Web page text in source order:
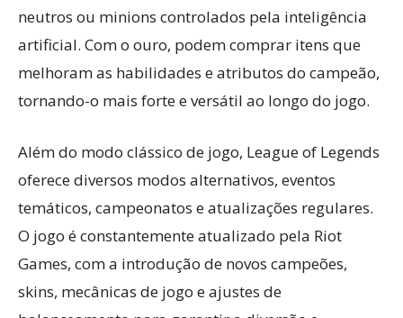
neutros ou minions controlados pela inteligência
artificial. Com o ouro, podem comprar itens que
melhoram as habilidades e atributos do campeão,
tornando-o mais forte e versátil ao longo do jogo.
Além do modo clássico de jogo, League of Legends
oferece diversos modos alternativos, eventos
temáticos, campeonatos e atualizações regulares.
O jogo é constantemente atualizado pela Riot
Games, com a introdução de novos campeões,
skins, mecânicas de jogo e ajustes de